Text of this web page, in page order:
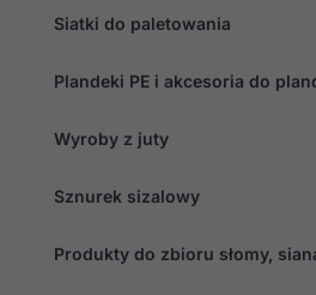
Siatki do paletowania
Plandeki PE i akcesoria do
Wyroby z juty
Sznurek sizalowy
Produkty do zbioru słomy,